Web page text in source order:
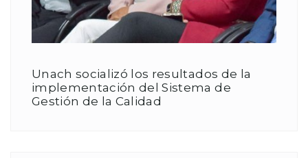
Unach socializó los resultados de la
implementación del Sistema de
Gestión de la Calidad